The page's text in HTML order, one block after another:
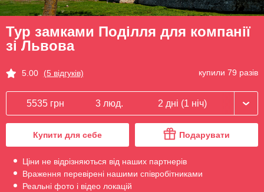
Тур замками Поділля для компанії
зі Львова
5.00 (5 відгуків) купили 79 разів
5535 грн 3 люд. 2 дні (1 ніч)
Купити для себе Подарувати
Ціни не відрізняються від наших партнерів
Враження перевірені нашими співробітниками
Реальні фото і відео локацій